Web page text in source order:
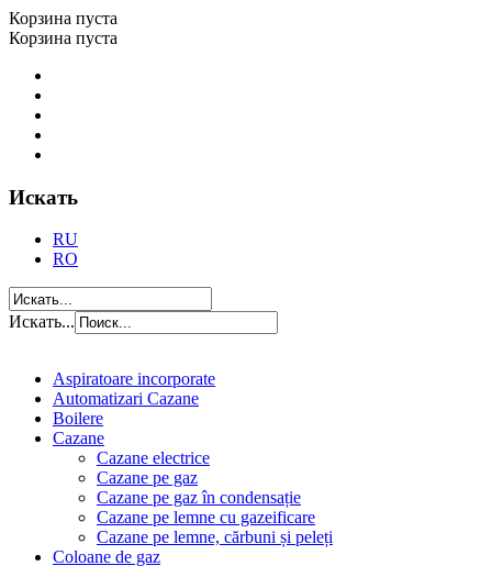
Корзина пуста
Корзина пуста
Искать
RU
RO
Искать...
Aspiratoare incorporate
Automatizari Cazane
Boilere
Cazane
Cazane electrice
Cazane pe gaz
Cazane pe gaz în condensație
Cazane pe lemne cu gazeificare
Cazane pe lemne, cărbuni și peleți
Coloane de gaz